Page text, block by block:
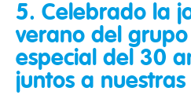
5. Celebrado la
verano del
especial del 30
juntos a